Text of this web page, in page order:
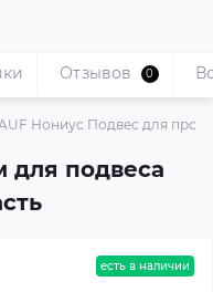
Нониус Подвес для
для подвеса
Отзывов 0
есть в наличии